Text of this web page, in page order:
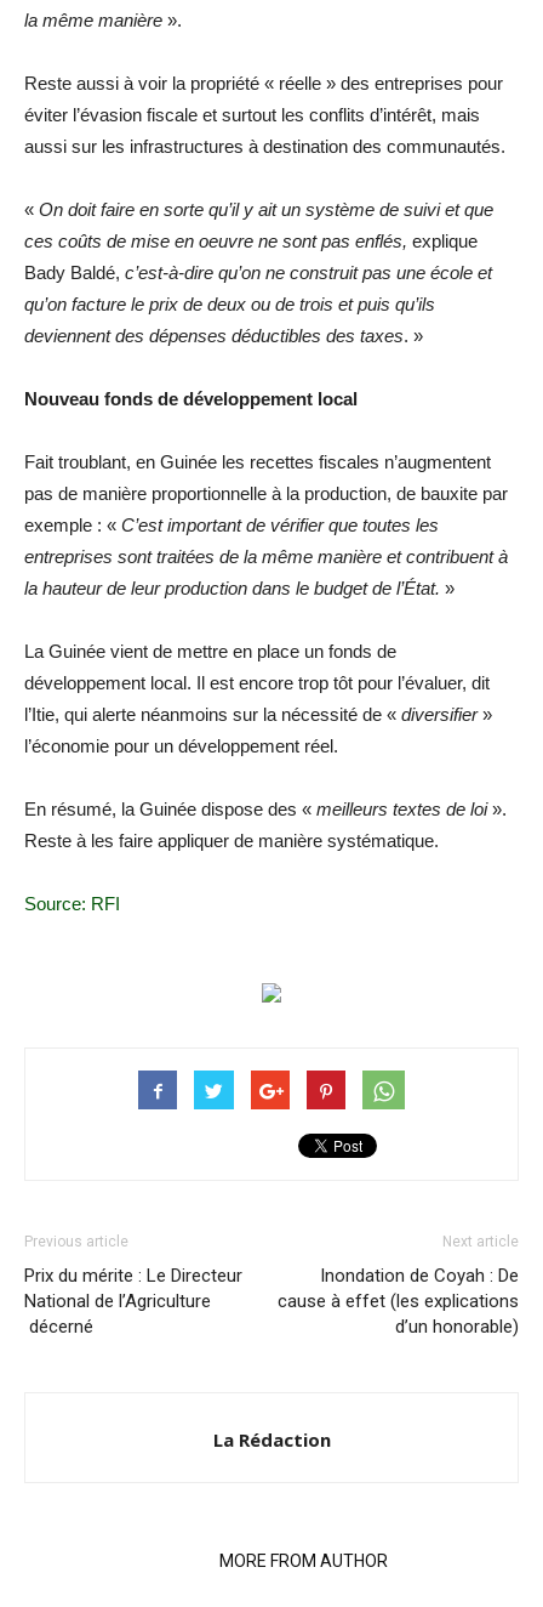
la même manière ».
Reste aussi à voir la propriété « réelle » des entreprises pour
éviter l’évasion fiscale et surtout les conflits d’intérêt, mais
aussi sur les infrastructures à destination des communautés.
« On doit faire en sorte qu’il y ait un système de suivi et que
ces coûts de mise en oeuvre ne sont pas enflés, explique
Bady Baldé, c’est-à-dire qu’on ne construit pas une école et
qu’on facture le prix de deux ou de trois et puis qu’ils
deviennent des dépenses déductibles des taxes. »
Nouveau fonds de développement local
Fait troublant, en Guinée les recettes fiscales n’augmentent
pas de manière proportionnelle à la production, de bauxite par
exemple : « C’est important de vérifier que toutes les
entreprises sont traitées de la même manière et contribuent à
la hauteur de leur production dans le budget de l’État. »
La Guinée vient de mettre en place un fonds de
développement local. Il est encore trop tôt pour l’évaluer, dit
l’Itie, qui alerte néanmoins sur la nécessité de « diversifier»
l’économie pour un développement réel.
En résumé, la Guinée dispose des « meilleurs textes de loi».
Reste à les faire appliquer de manière systématique.
Source: RFI
Previous article
Prix du mérite : Le Directeur
National de l’Agriculture
décerné
Next article
Inondation de Coyah : De
cause à effet (les explications
d’un honorable)
La Rédaction
MORE FROM AUTHOR